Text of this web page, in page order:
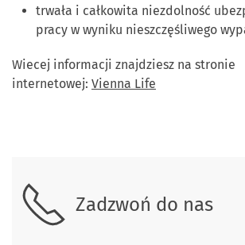
trwała i całkowita niezdolność
pracy w wyniku nieszczęśliwego
Wiecej informacji znajdziesz na stronie
internetowej: Vienna Life
Zadzwoń do nas